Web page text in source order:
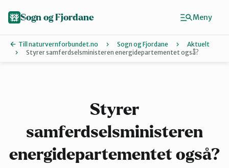
Bremanger
Sogn og Fjordane
Till naturvernforbundet.no Sogn og Fjordane
Aktuelt
Styrer samferdselsministeren energidepartementet også?
Styrer
samferdselsministeren
energidepartementet også?